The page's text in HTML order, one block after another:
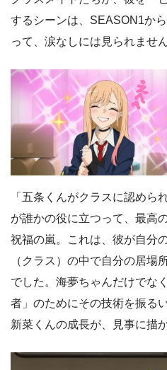
するシーンは、SEASON1か
って、涙なしには見られませ
「五条くんがクラスに認めら
が誰かの役に立つって、最高
祝福の嵐。これは、彼が自分
（クラス）の中で自分の居場
でした。海夢ちゃんだけでな
者」のためにその技術を振る
新菜くんの成長が、見事に描